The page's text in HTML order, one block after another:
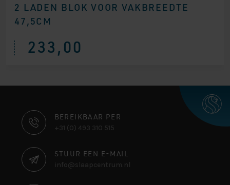
2 LADEN BLOK VOOR VAKBREEDTE
47,5CM
233,00
CONTACT
INFORMATIE
BEREIKBAAR PER
+31 (0) 493 310 515
STUUR EEN E-MAIL
info@slaapcentrum.nl